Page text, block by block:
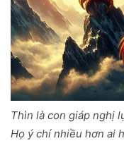
Thìn là con giáp nghị
Họ ý chí nhiều hơn ai